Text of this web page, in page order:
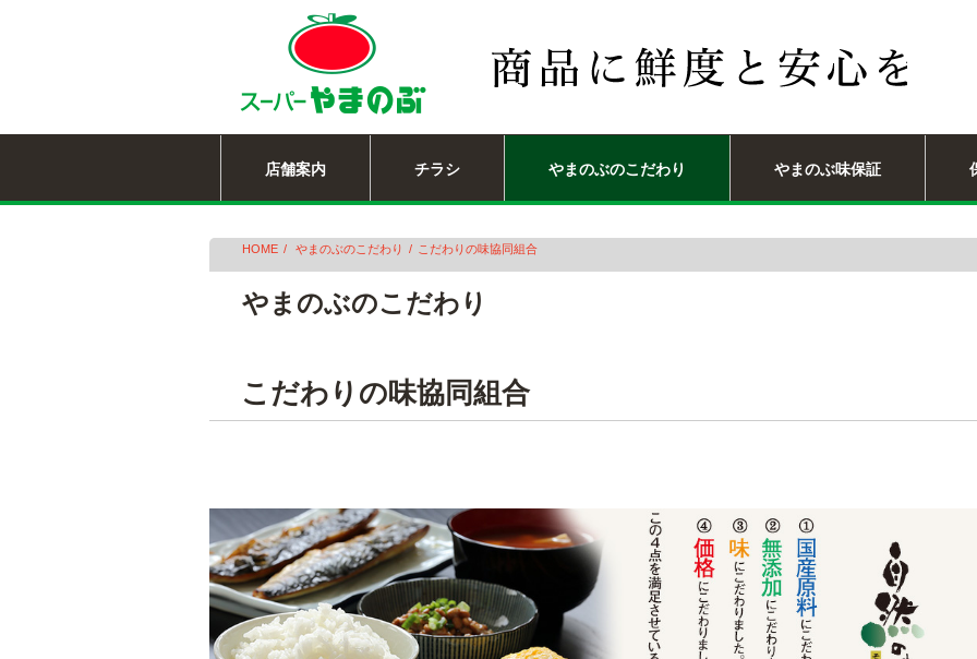
店舗案内 チラシ やまのぶのこだわり やまのぶ味保証
HOME やまのぶのこだわり こだわりの味協同組合
やまのぶのこだわり
こだわりの味協同組合